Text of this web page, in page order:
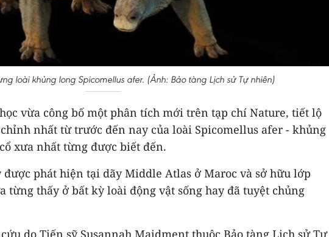
loài khủng long Spicomellus afer. (Ảnh: Bảo tàng Lịch sử Tự nhiên)
vừa công bố một phân tích mới trên tạp chí Nature, tiết lộ
nhất từ trước đến nay của loài Spicomellus afer - khủng
xưa nhất từng được biết đến.
được phát hiện tại dãy Middle Atlas ở Maroc và sở hữu lớp
từng thấy ở bất kỳ loài động vật sống hay đã tuyệt chủng
do Tiến sỹ Susannah Maidment thuộc Bảo tàng Lịch sử Tự